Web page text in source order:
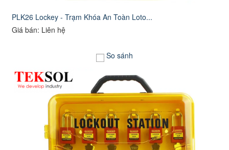
PLK26 Lockey - Trạm Khóa An Toàn Loto...
Giá bán: Liên hệ
So sánh